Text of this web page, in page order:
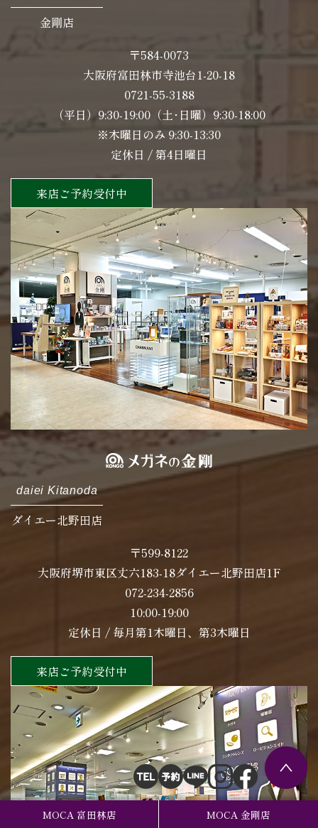
MOCA 富田林店 MOCA 金剛店
金剛店
〒584-0073
大阪府富田林市寺池台1-20-18
0721-55-3188
（平日）9:30-19:00（土･日曜）9:30-18:00
※木曜日のみ 9:30-13:30
定休日 / 第4日曜日
来店ご予約受付中
daiei Kitanoda
ダイエー北野田店
〒599-8122
大阪府堺市東区丈六183-18ダイエー北野田店1F
072-234-2856
10:00-19:00
定休日 / 毎月第1木曜日、第3木曜日
来店ご予約受付中